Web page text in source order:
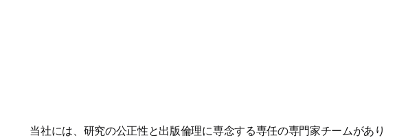
当社には、研究の公正性と出版倫理に専念する専任の専門家チームがあり